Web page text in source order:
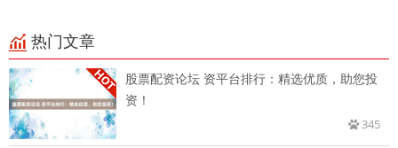
热门文章
股票配资论坛 资平台排行：精选优质，助您投
资！
345